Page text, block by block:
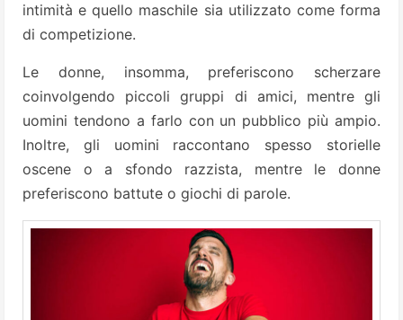
intimità e quello maschile sia utilizzato come forma
di competizione.
Le donne, insomma, preferiscono scherzare
coinvolgendo piccoli gruppi di amici, mentre gli
uomini tendono a farlo con un pubblico più ampio.
Inoltre, gli uomini raccontano spesso storielle
oscene o a sfondo razzista, mentre le donne
preferiscono battute o giochi di parole.